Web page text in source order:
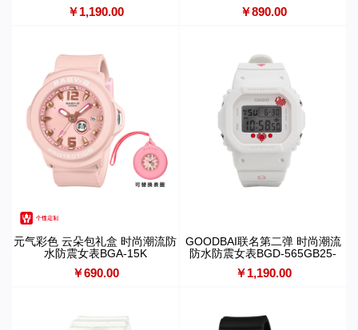
￥1,190.00 ￥890.00
元气彩色 云朵包礼盒 时尚潮流防
水防震女表BGA-15K
￥690.00
GOODBAI联名第二弹 时尚潮流
防水防震女表BGD-565GB25-
￥1,190.00